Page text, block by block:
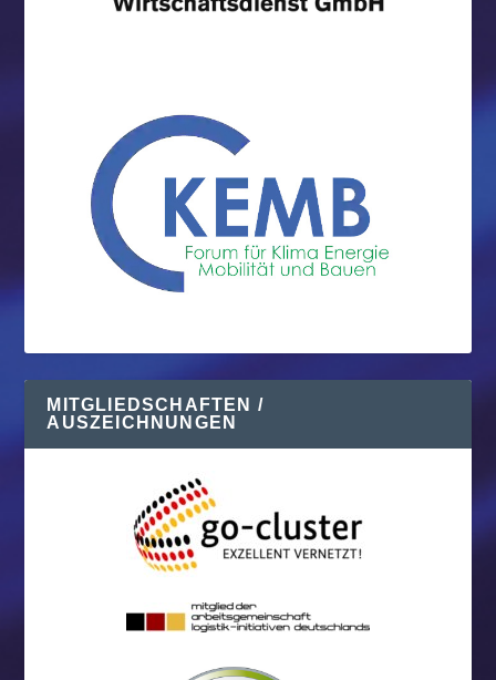
MITGLIEDSCHAFTEN /
AUSZEICHNUNGEN